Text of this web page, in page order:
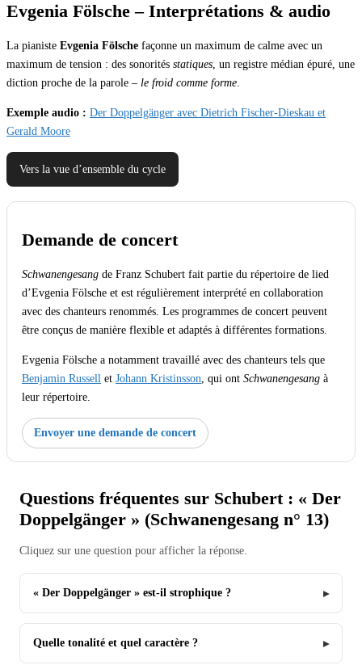
Evgenia Fölsche – Interprétations & audio
La pianiste Evgenia Fölsche façonne un maximum de calme avec un
maximum de tension : des sonorités statiques, un registre médian épuré, une
diction proche de la parole – le froid comme forme.
Exemple audio : Der Doppelgänger avec Dietrich Fischer-Dieskau et
Gerald Moore
Vers la vue d’ensemble du cycle
Demande de concert
Schwanengesang de Franz Schubert fait partie du répertoire de lied
d’Evgenia Fölsche et est régulièrement interprété en collaboration
avec des chanteurs renommés. Les programmes de concert peuvent
être conçus de manière flexible et adaptés à différentes formations.
Evgenia Fölsche a notamment travaillé avec des chanteurs tels que
Benjamin Russell et Johann Kristinsson, qui ont Schwanengesang à
leur répertoire.
Envoyer une demande de concert
Questions fréquentes sur Schubert : « Der
Doppelgänger » (Schwanengesang n° 13)
Cliquez sur une question pour afficher la réponse.
« Der Doppelgänger » est-il strophique ?
Quelle tonalité et quel caractère ?